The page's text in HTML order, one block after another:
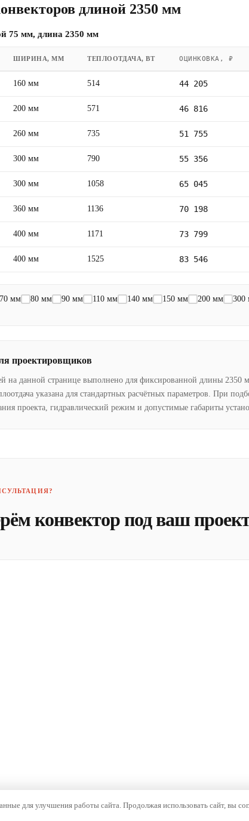
длиной 2350 мм
75 мм, длина 2350 мм
ШИРИНА, ММ ТЕПЛООТДАЧА, ВТ ОЦИНКОВКА, ₽
160 мм 514 44 205
200 мм 571 46 816
260 мм 735 51 755
300 мм 790 55 356
300 мм 1058 65 045
360 мм 1136 70 198
400 мм 1171 73 799
400 мм 1525 83 546
70 мм 80 мм 90 мм 110 мм 140 мм 150 мм 200 мм 300
проектировщиков
на данной странице выполнено для фиксированной длины 2350
указана для стандартных расчётных параметров. При
проекта, гидравлический режим и допустимые габариты
конвектор под ваш
для улучшения работы сайта. Продолжая использовать сайт, вы